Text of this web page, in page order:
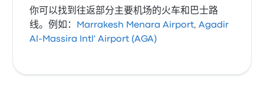
你可以找到往返部分主要机场的火车和巴士路
线。例如：
Marrakesh Menara Airport,Agadir
Al-Massira Intl' Airport (AGA)